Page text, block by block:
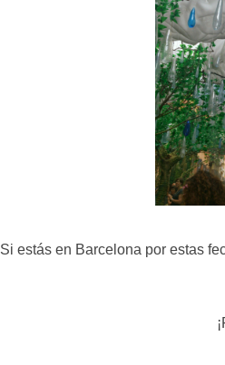
Si estás en Barcelona por estas